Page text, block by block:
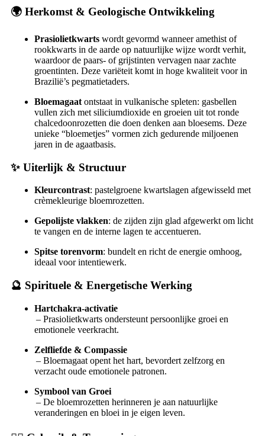
🌍 Herkomst & Geologische Ontwikkeling
Prasiolietkwarts wordt gevormd wanneer amethist of
rookkwarts in de aarde op natuurlijke wijze wordt verhit,
waardoor de paars- of grijstinten vervagen naar zachte
groentinten. Deze variëteit komt in hoge kwaliteit voor in
Brazilië’s pegmatietaders.
Bloemagaat ontstaat in vulkanische spleten: gasbellen
vullen zich met siliciumdioxide en groeien uit tot ronde
chalcedoonrozetten die doen denken aan bloesems. Deze
unieke “bloemetjes” vormen zich gedurende miljoenen
jaren in de agaatbasis.
✨ Uiterlijk & Structuur
Kleurcontrast: pastelgroene kwartslagen afgewisseld met
crèmekleurige bloemrozetten.
Gepolijste vlakken: de zijden zijn glad afgewerkt om licht
te vangen en de interne lagen te accentueren.
Spitse torenvorm: bundelt en richt de energie omhoog,
ideaal voor intentiewerk.
🔮 Spirituele & Energetische Werking
Hartchakra‑activatie
– Prasiolietkwarts ondersteunt persoonlijke groei en
emotionele veerkracht.
Zelfliefde & Compassie
– Bloemagaat opent het hart, bevordert zelfzorg en
verzacht oude emotionele patronen.
Symbool van Groei
– De bloemrozetten herinneren je aan natuurlijke
veranderingen en bloei in je eigen leven.